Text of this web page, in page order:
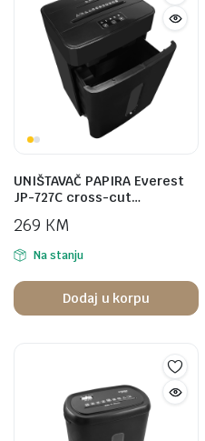
UNIŠTAVAČ PAPIRA Everest
JP-727C cross-cut…
269 KM
Na stanju
Dodaj u korpu